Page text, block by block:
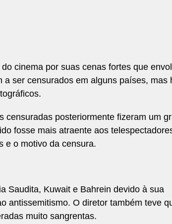
cinema por suas cenas fortes que
ser censurados em alguns países, mas
censuradas posteriormente fizeram um
fosse mais atraente aos
e o motivo da censura.
Saudita, Kuwait e Bahrein devido à sua
antissemitismo. O diretor também teve
muito sangrentas.